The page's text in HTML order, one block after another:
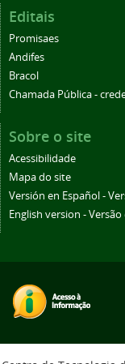
Editais
Promisaes
Andifes
Bracol
Chamada Pública -
Sobre o site
Acessibilidade
Mapa do site
Versión en Español -
English version -